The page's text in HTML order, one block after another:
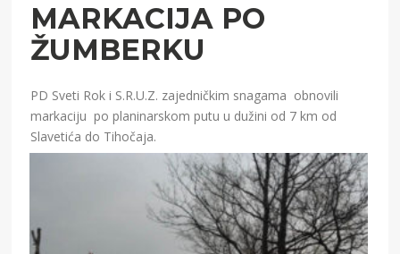
MARKACIJA PO
ŽUMBERKU
PD Sveti Rok i S.R.U.Z. zajedničkim snagama obnovili
markaciju po planinarskom putu u dužini od 7 km od
Slavetića do Tihočaja.